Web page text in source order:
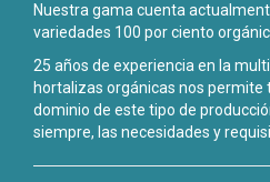
Nuestra gama cuenta
variedades 100 por ciento
25 años de experiencia en la
hortalizas orgánicas nos permite
dominio de este tipo de
siempre, las necesidades y